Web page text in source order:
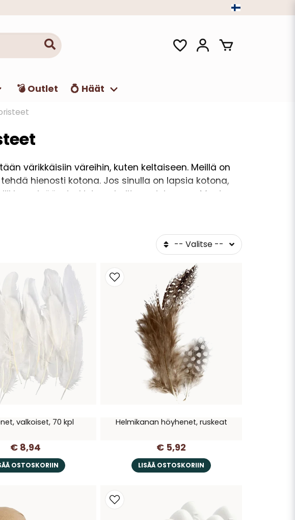
💣 Outlet 💍 Häät
värikkäisiin väreihin, kuten keltaiseen. Meillä on
hienosti kotona. Jos sinulla on lapsia kotona,
sisään, tarkista valmiita sarjojamme. Muuten
on aina arvostettu ja koristaminen ihanilla
-- Valitse --
valkoiset, 70 kpl
€ 8,94
OSTOSKORIIN
Helmikanan höyhenet, ruskeat
€ 5,92
LISÄÄ OSTOSKORIIN